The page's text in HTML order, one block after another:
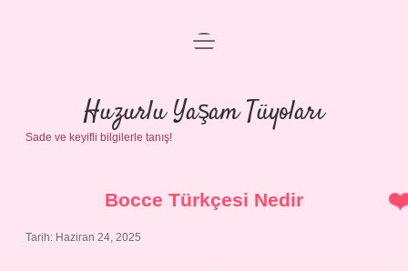
Anasayfa
Gizlilik Politikası
Yasal Uyarı
menüyü
Huzurlu Yaşam Tüyoları
Sade ve keyifli bilgilerle tanış!
Bocce Türkçesi Nedir
Tarih: Haziran 24, 2025